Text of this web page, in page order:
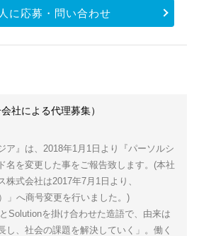
に応募・問い合わせ
社による代理募集）
ア』は、2018年1月1日より『パーソルシ
名を変更した事をご報告致します。(本社
株式会社は2017年7月1日より、
」へ商号変更を行いました。)
Solutionを掛け合わせた造語で、由来は
し、社会の課題を解決していく」。働く